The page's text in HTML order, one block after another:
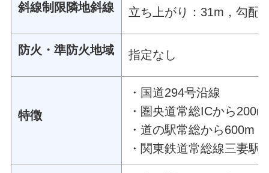
斜線制限隣地斜線 立ち上がり：31m，勾配
防火・準防火地域 指定なし
特徴
・国道294号沿線
・圏央道常総ICから
・道の駅常総から600m
・関東鉄道常総線三妻駅